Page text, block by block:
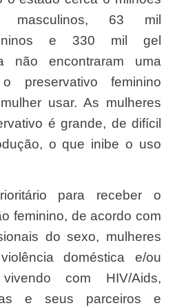
masculinos, 63 mil
e 330 mil gel
não encontraram uma
preservativo feminino
usar. As mulheres
é grande, de difícil
o que inibe o uso
feminino, de acordo com
do sexo, mulheres
doméstica e/ou
com HIV/Aids,
e seus parceiros e